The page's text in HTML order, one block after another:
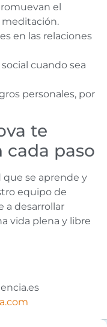
el
meditación.
en las relaciones
cuando sea
personales, por
te
cada paso
que se aprende y
equipo de
a desarrollar
vida plena y libre